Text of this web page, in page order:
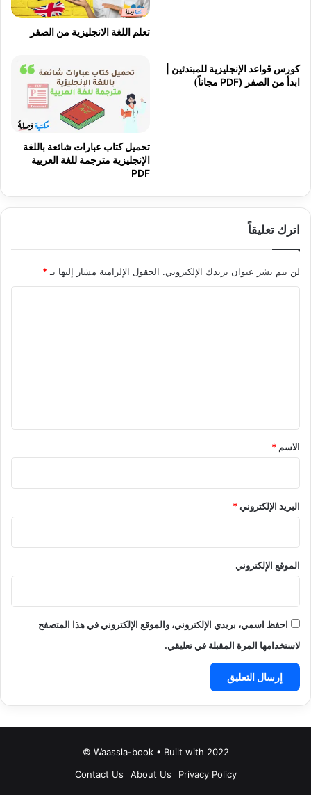
تعلم اللغة الانجليزية من الصفر
كورس قواعد الإنجليزية للمبتدئين |
ابدأ من الصفر (PDF مجاناً)
تحميل كتاب عبارات شائعة باللغة
الإنجليزية مترجمة للغة العربية
PDF
اترك تعليقاً
لن يتم نشر عنوان بريدك الإلكتروني. الحقول الإلزامية مشار إليها بـ*
*
الاسم *
البريد الإلكتروني*
الموقع الإلكتروني
احفظ اسمي، بريدي الإلكتروني، والموقع الإلكتروني في هذا المتصفح
لاستخدامها المرة المقبلة في تعليقي.
Waassla-book • Built with 2022 ©
Privacy Policy
About Us
Contact Us